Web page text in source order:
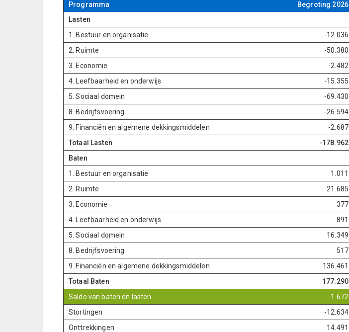
Programma
Begroting 2026
Lasten
1. Bestuur en organisatie
-12.036
2. Ruimte
-50.380
3. Economie
-2.482
4. Leefbaarheid en onderwijs
-15.355
5. Sociaal domein
-69.430
8. Bedrijfsvoering
-26.594
9. Financiën en algemene dekkingsmiddelen
-2.687
Totaal Lasten
-178.962
Baten
1. Bestuur en organisatie
1.011
2. Ruimte
21.685
3. Economie
377
4. Leefbaarheid en onderwijs
891
5. Sociaal domein
16.349
8. Bedrijfsvoering
517
9. Financiën en algemene dekkingsmiddelen
136.461
Totaal Baten
177.290
Saldo van baten en lasten
-1.672
Stortingen
-12.634
Onttrekkingen
14.491